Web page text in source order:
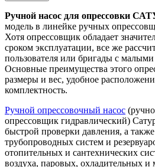
Ручной насос для опрессовки
модель в линейке ручных
Хотя опрессовщик обладает
сроком эксплуатации, все же
пользователя или бригады с
Основные преимущества этого
размеры и вес, удобное
комплектность.
Ручной опрессовочный насос
опрессовщик гидравлический)
быстрой проверки давления, а
трубопроводных систем и
отопительных и сантехнических
воздуха, паровых, охладительных и